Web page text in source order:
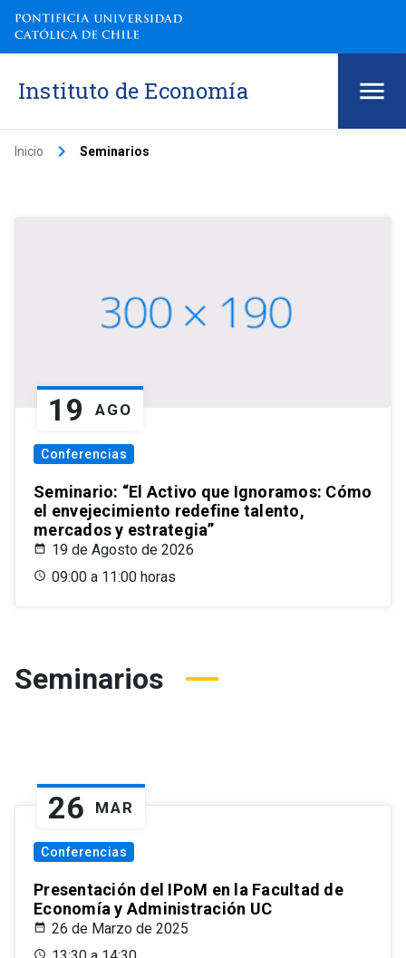
Instituto de Economía
Inicio keyboard_arrow_right Seminarios
19 AGO
Conferencias
Seminario: “El Activo que Ignoramos: Cómo
el envejecimiento redefine talento,
mercados y estrategia”
19 de Agosto de 2026
09:00 a 11:00 horas
Seminarios
26 MAR
Conferencias
Presentación del IPoM en la Facultad de
Economía y Administración UC
26 de Marzo de 2025